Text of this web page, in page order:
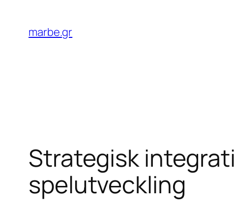
content
marbe.gr
Strategisk
spelutveckling